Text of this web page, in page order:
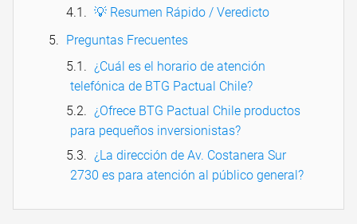
💡 Resumen Rápido / Veredicto
Preguntas Frecuentes
¿Cuál es el horario de atención
telefónica de BTG Pactual Chile?
¿Ofrece BTG Pactual Chile productos
para pequeños inversionistas?
¿La dirección de Av. Costanera Sur
2730 es para atención al público general?